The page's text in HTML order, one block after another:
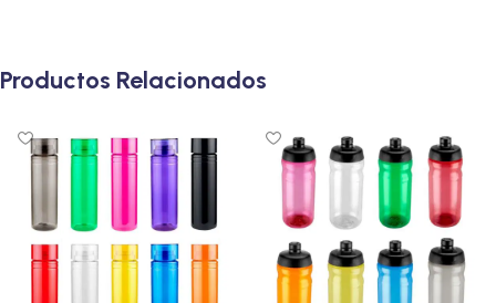
Productos Relacionados